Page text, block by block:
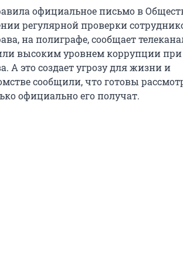
официальное письмо в
регулярной проверки
на полиграфе, сообщает
высоким уровнем коррупции при
А это создает угрозу для жизни и
сообщили, что готовы
официально его получат.